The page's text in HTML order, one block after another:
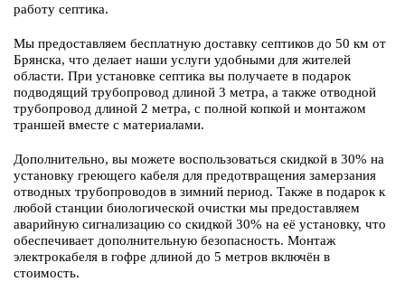
работу септика.
Мы предоставляем бесплатную доставку септиков до 50 км от
Брянска, что делает наши услуги удобными для жителей
области. При установке септика вы получаете в подарок
подводящий трубопровод длиной 3 метра, а также отводной
трубопровод длиной 2 метра, с полной копкой и монтажом
траншей вместе с материалами.
Дополнительно, вы можете воспользоваться скидкой в 30% на
установку греющего кабеля для предотвращения замерзания
отводных трубопроводов в зимний период. Также в подарок к
любой станции биологической очистки мы предоставляем
аварийную сигнализацию со скидкой 30% на её установку, что
обеспечивает дополнительную безопасность. Монтаж
электрокабеля в гофре длиной до 5 метров включён в
стоимость.